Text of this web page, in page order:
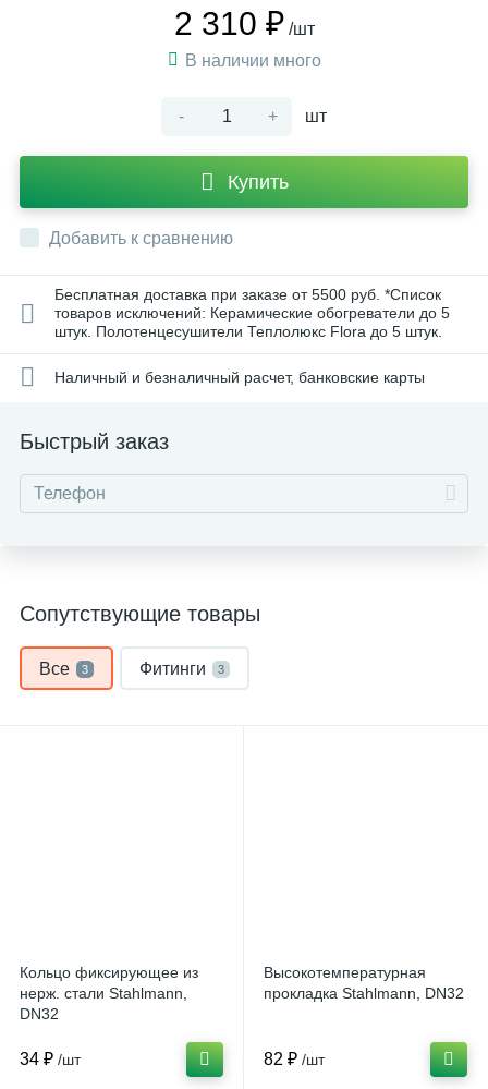
2 310 ₽ /шт
В наличии много
- + шт
Купить
Добавить к сравнению
Бесплатная доставка при заказе от 5500 руб. *Список
товаров исключений: Керамические обогреватели до 5
штук. Полотенцесушители Теплолюкс Flora до 5 штук.
Наличный и безналичный расчет, банковские карты
Быстрый заказ
Сопутствующие товары
Все 3 Фитинги 3
Кольцо фиксирующее из
нерж. стали Stahlmann,
DN32
34 ₽ /шт
Высокотемпературная
прокладка Stahlmann, DN32
82 ₽ /шт